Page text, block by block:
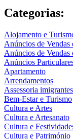
Categorias:
Alojamento e
Anúncios de Vendas
Anúncios de Vendas
Anúncios
Apartamento
Arrendamentos
Assessoria imigrantes
Bem-Estar e Turismo
Cultura e Artes
Cultura e Artesanato
Cultura e
Cultura e Património